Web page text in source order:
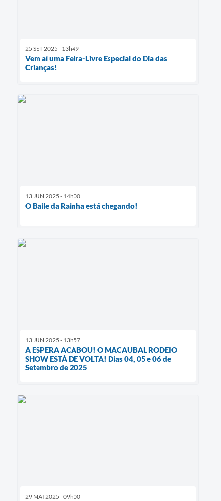
25 SET 2025 - 13h49
Vem aí uma Feira-Livre Especial do Dia das
Crianças!
13 JUN 2025 - 14h00
O Baile da Rainha está chegando!
13 JUN 2025 - 13h57
A ESPERA ACABOU! O MACAUBAL RODEIO
SHOW ESTÁ DE VOLTA! Dias 04, 05 e 06 de
Setembro de 2025
29 MAI 2025 - 09h00